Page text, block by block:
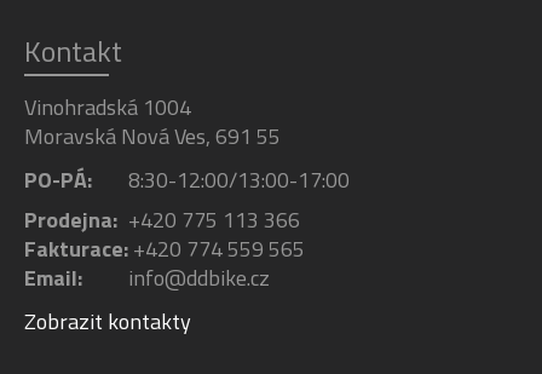
Kontakt
Vinohradská 1004
Moravská Nová Ves, 691 55
PO-PÁ:
8:30-12:00/13:00-17:00
Prodejna: +420 775 113 366
Fakturace:+420 774 559 565
Email:
info@ddbike.cz
Zobrazit kontakty